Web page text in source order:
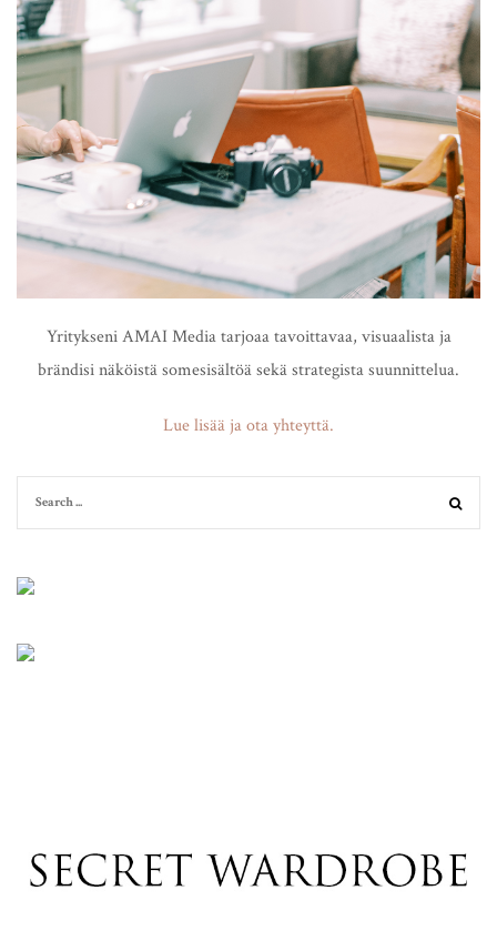
Yritykseni AMAI Media tarjoaa tavoittavaa, visuaalista ja
brändisi näköistä somesisältöä sekä strategista suunnittelua.
Lue lisää ja ota yhteyttä.